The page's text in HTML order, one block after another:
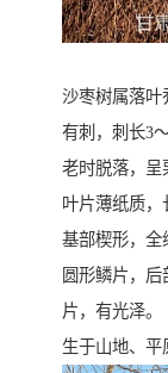
沙枣树属落叶
有刺，刺长3
老时脱落，呈
叶片薄纸质，
基部楔形，全
圆形鳞片，
片，有光泽。
生于山地、平